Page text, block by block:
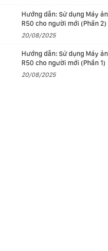
Hướng dẫn: Sử dụng Máy
R50 cho người mới (Phần 2)
20/08/2025
Hướng dẫn: Sử dụng Máy
R50 cho người mới (Phần 1)
20/08/2025